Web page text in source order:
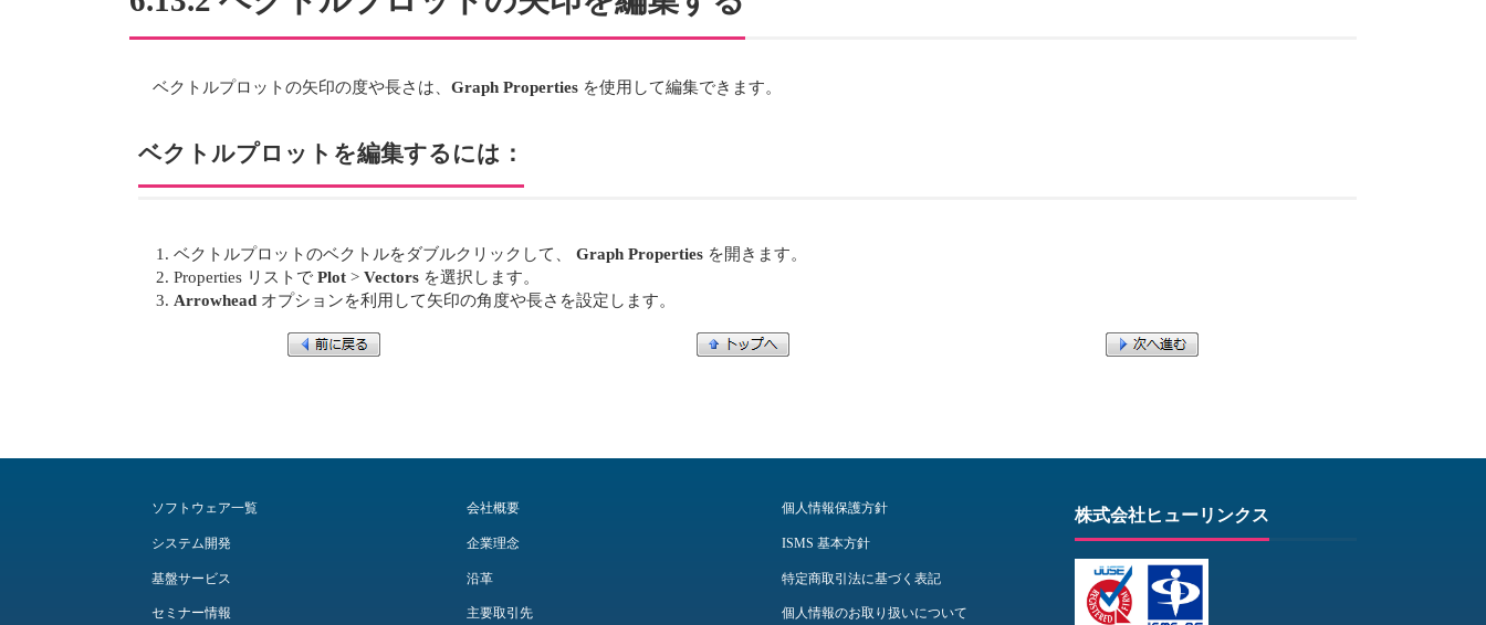
ベクトルプロットの矢印の度や長さは、Graph Properties を使用して編集できます。
ベクトルプロットを編集するには：
ベクトルプロットのベクトルをダブルクリックして、 Graph Properties を開きます。
Properties リストで Plot > Vectors を選択します。
Arrowhead オプションを利用して矢印の角度や長さを設定します。
ソフトウェア一覧
システム開発
基盤サービス
セミナー情報
会社概要
企業理念
沿革
主要取引先
個人情報保護方針
ISMS 基本方針
特定商取引法に基づく表記
個人情報のお取り扱いについて
株式会社ヒューリンクス